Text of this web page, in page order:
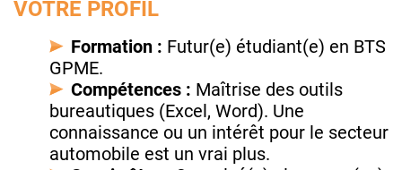
VOTRE PROFIL
Formation : Futur(e) étudiant(e) en BTS
GPME.
Compétences : Maîtrise des outils
bureautiques (Excel, Word). Une
connaissance ou un intérêt pour le secteur
automobile est un vrai plus.